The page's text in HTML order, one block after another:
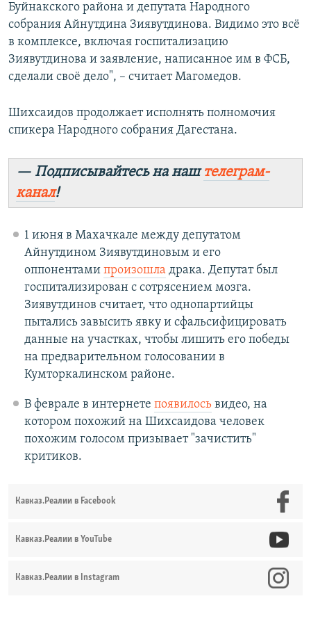
Буйнакского района и депутата Народного
собрания Айнутдина Зиявутдинова. Видимо это всё
в комплексе, включая госпитализацию
Зиявутдинова и заявление, написанное им в ФСБ,
сделали своё дело", – считает Магомедов.
Шихсаидов продолжает исполнять полномочия
спикера Народного собрания Дагестана.
— Подписывайтесь на наштелеграм-
канал!
1 июня в Махачкале между депутатом
Айнутдином Зиявутдиновым и его
оппонентами произошла драка. Депутат был
госпитализирован с сотрясением мозга.
Зиявутдинов считает, что однопартийцы
пытались завысить явку и сфальсифицировать
данные на участках, чтобы лишить его победы
на предварительном голосовании в
Кумторкалинском районе.
В феврале в интернете появилосьвидео, на
котором похожий на Шихсаидова человек
похожим голосом призывает "зачистить"
критиков.
Кавказ.Реалии в Facebook
Кавказ.Реалии в YouTube
Кавказ.Реалии в Instagram